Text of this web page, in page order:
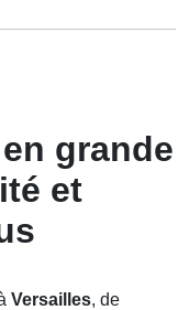
grande
et
Versailles, de